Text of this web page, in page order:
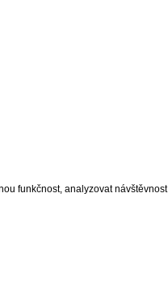
funkčnost, analyzovat